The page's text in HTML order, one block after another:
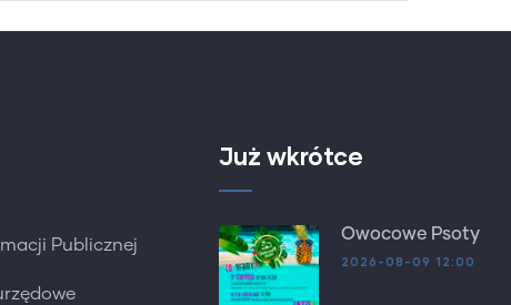
Publicznej
Już wkrótce
Owocowe Psoty
2026-08-09 12:00